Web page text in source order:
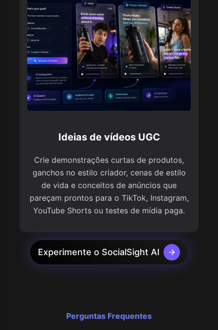
Ideias de vídeos UGC
Crie demonstrações curtas de produtos,
ganchos no estilo criador, cenas de estilo
de vida e conceitos de anúncios que
pareçam prontos para o TikTok, Instagram,
YouTube Shorts ou testes de mídia paga.
Experimente o SocialSight AI
Perguntas Frequentes